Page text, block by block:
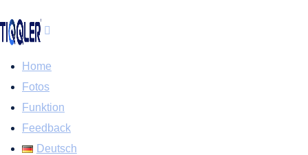
Home
Fotos
Funktion
Feedback
Deutsch